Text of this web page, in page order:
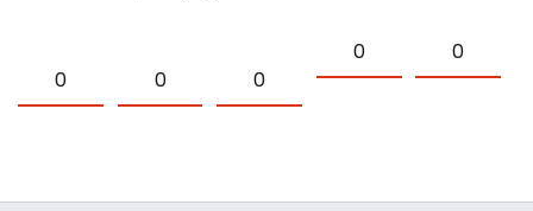
0 0 0
0 0